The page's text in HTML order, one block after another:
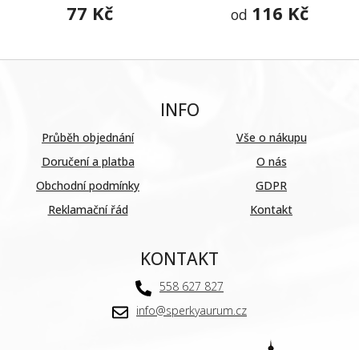
77 Kč
od 116 Kč
INFO
Průběh objednání
Doručení a platba
Obchodní podmínky
Reklamační řád
Vše o nákupu
O nás
GDPR
Kontakt
KONTAKT
558 627 827
info@sperkyaurum.cz